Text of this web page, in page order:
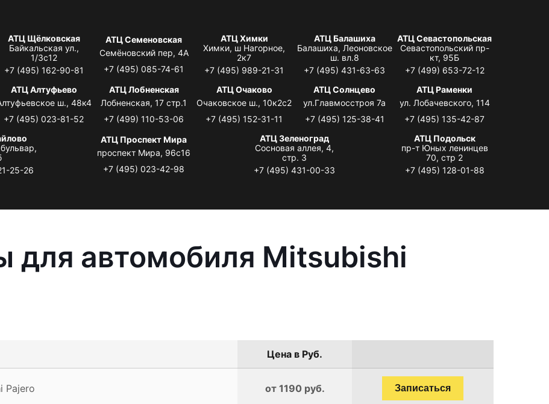
АТЦ Щёлковская
Байкальская ул.,
1/3с12
+7 (495) 162-90-81
АТЦ Семеновская
Семёновский пер, 4А
+7 (495) 085-74-61
АТЦ Химки
Химки, ш Нагорное,
2к7
+7 (495) 989-21-31
АТЦ Балашиха
Балашиха, Леоновское
ш. вл.8
+7 (495) 431-63-63
АТЦ Севастопольская
Севастопольский пр-
кт, 95Б
+7 (499) 653-72-12
АТЦ Алтуфьево
ш., 48к4
+7 (495) 023-81-52
АТЦ Лобненская
Лобненская, 17 стр.1
+7 (499) 110-53-06
АТЦ Очаково
Очаковское ш., 10к2с2
+7 (495) 152-31-11
АТЦ Солнцево
ул.Главмосстроя 7а
+7 (495) 125-38-41
АТЦ Раменки
ул. Лобачевского, 114
+7 (495) 135-42-87
25-26
АТЦ Проспект Мира
проспект Мира, 96с16
+7 (495) 023-42-98
АТЦ Зеленоград
Сосновая аллея, 4,
стр. 3
+7 (495) 431-00-33
АТЦ Подольск
пр-т Юных ленинцев
70, стр 2
+7 (495) 128-01-88
для автомобиля Mitsubishi
Цена в Руб.
Pajero от 1190 руб. Записаться